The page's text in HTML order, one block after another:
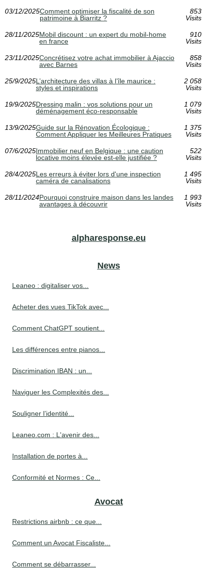
03/12/2025Comment optimiser la fiscalité de son
patrimoine à Biarritz ?
853
Visits
28/11/2025Mobil discount : un expert du mobil-home
en france
910
Visits
23/11/2025Concrétisez votre achat immobilier à Ajaccio
avec Barnes
858
Visits
25/9/2025L’architecture des villas à l’île maurice :
styles et inspirations
2 058
Visits
19/9/2025Dressing malin : vos solutions pour un
déménagement éco-responsable
1 079
Visits
13/9/2025Guide sur la Rénovation Écologique :
Comment Appliquer les Meilleures Pratiques
1 375
Visits
07/6/2025Immobilier neuf en Belgique : une caution
locative moins élevée est-elle justifiée ?
522
Visits
28/4/2025Les erreurs à éviter lors d'une inspection
caméra de canalisations
1 495
Visits
28/11/2024Pourquoi construire maison dans les landes
avantages à découvrir
1 993
Visits
alpharesponse.eu
News
Leaneo : digitaliser vos...
Acheter des vues TikTok avec...
Comment ChatGPT soutient...
Les différences entre pianos...
Discrimination IBAN : un...
Naviguer les Complexités des...
Souligner l’identité...
Leaneo.com : L'avenir des...
Installation de portes à...
Conformité et Normes : Ce...
Avocat
Restrictions airbnb : ce que...
Comment un Avocat Fiscaliste...
Comment se débarrasser...